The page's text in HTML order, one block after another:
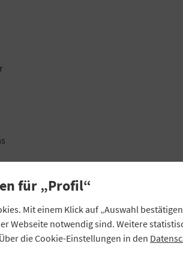
für „Profil“
Mit einem Klick auf „Auswahl
Webseite notwendig sind. Weitere
die Cookie-Einstellungen in den